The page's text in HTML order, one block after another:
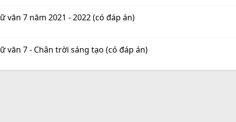
7 năm 2021 - 2022 (có đáp án)
văn 7 - Chân trời sáng tạo (có đáp án)